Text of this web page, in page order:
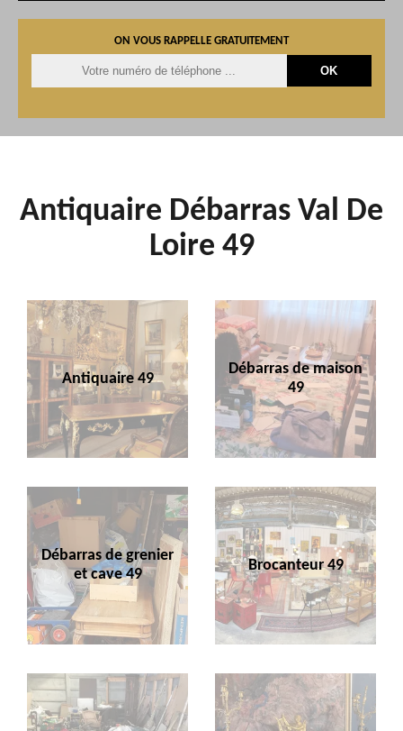
ON VOUS RAPPELLE GRATUITEMENT
Antiquaire Débarras Val De
Loire 49
Antiquaire 49
Débarras de maison
49
Débarras de grenier
et cave 49
Brocanteur 49